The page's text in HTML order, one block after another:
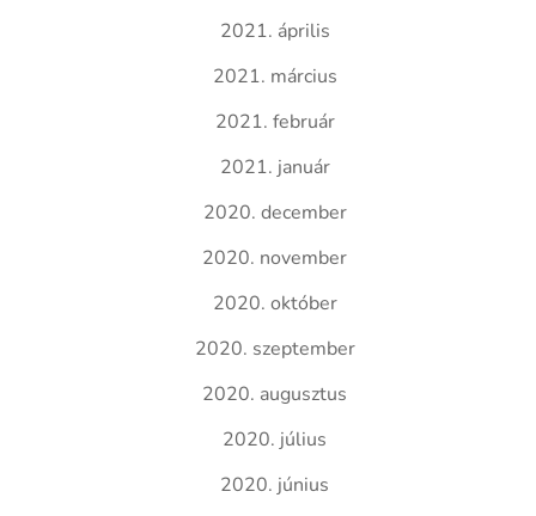
2021. április
2021. március
2021. február
2021. január
2020. december
2020. november
2020. október
2020. szeptember
2020. augusztus
2020. július
2020. június